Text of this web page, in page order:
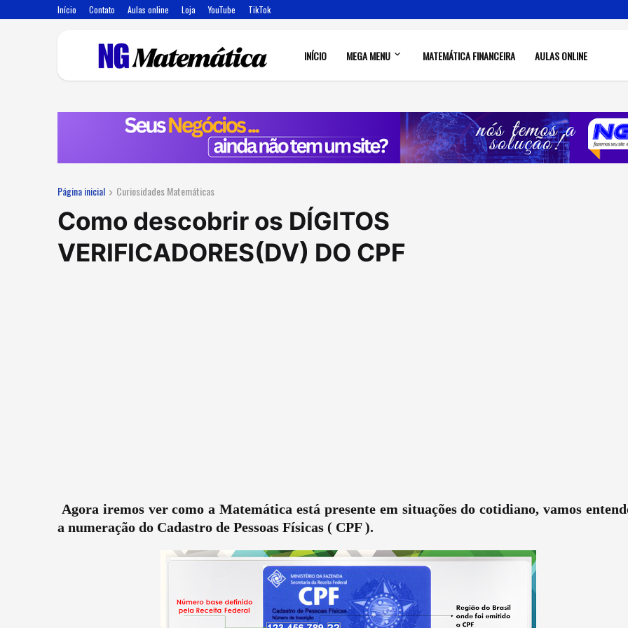
Início Contato Aulas online Loja YouTube TikTok
INÍCIO MEGA MENU MATEMÁTICA FINANCEIRA AULAS ONLINE
Página inicial Curiosidades Matemáticas
Como descobrir os DÍGITOS
VERIFICADORES(DV) DO CPF
Agora iremos ver como a Matemática está presente em situações do cotidiano, vamos
a numeração do Cadastro de Pessoas Físicas ( CPF ).